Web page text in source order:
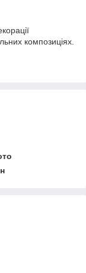
композиціях.